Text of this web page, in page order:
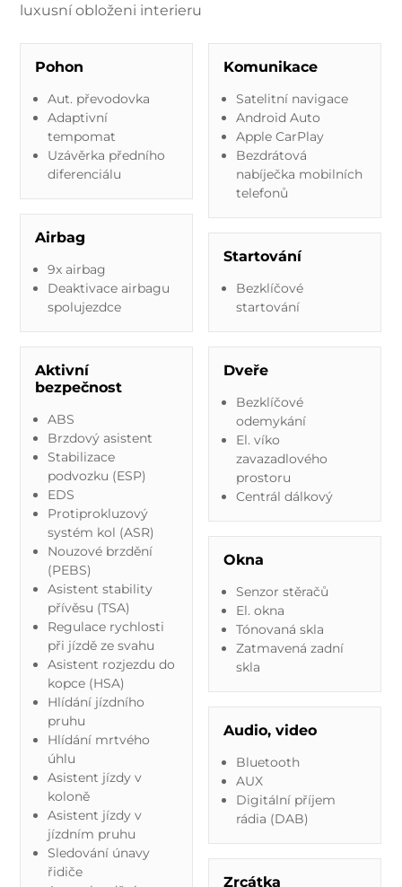
luxusní obloženi interieru
Pohon
Aut. převodovka
Adaptivní
tempomat
Uzávěrka předního
diferenciálu
Airbag
9x airbag
Deaktivace airbagu
spolujezdce
Aktivní
bezpečnost
ABS
Brzdový asistent
Stabilizace
podvozku (ESP)
EDS
Protiprokluzový
systém kol (ASR)
Nouzové brzdění
(PEBS)
Asistent stability
přívěsu (TSA)
Regulace rychlosti
při jízdě ze svahu
Asistent rozjezdu do
kopce (HSA)
Hlídání jízdního
pruhu
Hlídání mrtvého
úhlu
Asistent jízdy v
koloně
Asistent jízdy v
jízdním pruhu
Sledování únavy
řidiče
Komunikace
Satelitní navigace
Android Auto
Apple CarPlay
Bezdrátová
nabíječka mobilních
telefonů
Startování
Bezklíčové
startování
Dveře
Bezklíčové
odemykání
El. víko
zavazadlového
prostoru
Centrál dálkový
Okna
Senzor stěračů
El. okna
Tónovaná skla
Zatmavená zadní
skla
Audio, video
Bluetooth
AUX
Digitální příjem
rádia (DAB)
Zrcátka